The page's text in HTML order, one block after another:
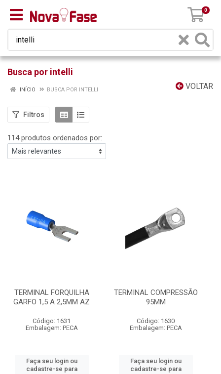
0
Busca por intelli
VOLTAR
INÍCIO BUSCA POR INTELLI
Filtros
114 produtos ordenados por:
TERMINAL FORQUILHA
GARFO 1,5 A 2,5MM AZ
Código: 1631
Embalagem: PECA
Faça seu login ou
cadastre-se para
TERMINAL COMPRESSÃO
95MM
Código: 1630
Embalagem: PECA
Faça seu login ou
cadastre-se para